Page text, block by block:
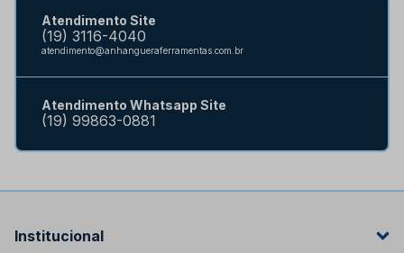
Atendimento Site
(19) 3116-4040
atendimento@anhangueraferramentas.com.br
Atendimento Whatsapp Site
(19) 99863-0881
Institucional